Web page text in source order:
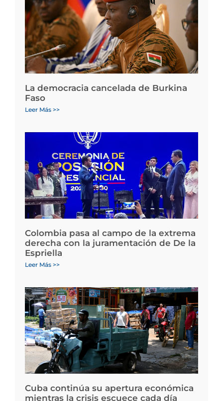
La democracia cancelada de Burkina
Faso
Leer Más >>
Colombia pasa al campo de la extrema
derecha con la juramentación de De la
Espriella
Leer Más >>
Cuba continúa su apertura económica
mientras la crisis escuece cada día